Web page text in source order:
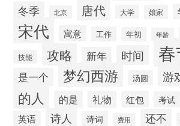
冬季 北京 唐代 大学 娘家
宋代 寓意 工作 年初 年龄
技能 攻略 新年 时间
是一个 梦幻西游 汤圆 游
的人 的是 礼物 红包 考试
英语 诗人 诗词 费用 还不